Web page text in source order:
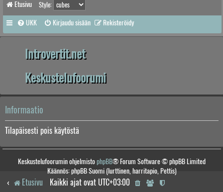
Etusivu Style:
UKK Kirjaudu sisään Rekisteröidy
Introvertit.net
Keskustelufoorumi
Informaatio
Tilapäisesti pois käytöstä
Keskustelufoorumin ohjelmistophpBB® Forum Software © phpBB Limited
Käännös: phpBB Suomi (lurttinen, harritapio, Pettis)
Etusivu Kaikki ajat ovat UTC+03:00